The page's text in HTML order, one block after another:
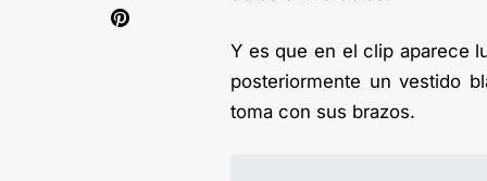
Y es que en el clip aparece
posteriormente un vestido
toma con sus brazos.